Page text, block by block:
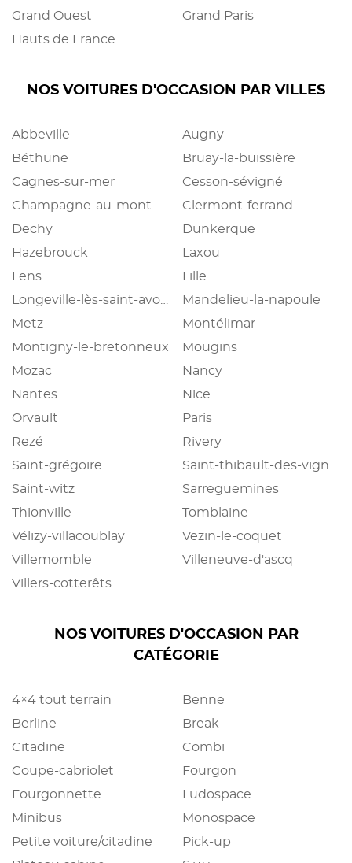
Grand Ouest
Grand Paris
Hauts de France
NOS VOITURES D'OCCASION PAR VILLES
Abbeville
Augny
Béthune
Bruay-la-buissière
Cagnes-sur-mer
Cesson-sévigné
Clermont-ferrand
Dechy
Dunkerque
Hazebrouck
Laxou
Lens
Lille
Mandelieu-la-napoule
Metz
Montélimar
Montigny-le-bretonneux
Mougins
Mozac
Nancy
Nantes
Nice
Orvault
Paris
Rezé
Rivery
Saint-grégoire
Saint-witz
Sarreguemines
Thionville
Tomblaine
Vélizy-villacoublay
Vezin-le-coquet
Villemomble
Villeneuve-d'ascq
Villers-cotterêts
NOS VOITURES D'OCCASION PAR
CATÉGORIE
4×4 tout terrain
Benne
Berline
Break
Citadine
Combi
Coupe-cabriolet
Fourgon
Fourgonnette
Ludospace
Minibus
Monospace
Petite voiture/citadine
Pick-up